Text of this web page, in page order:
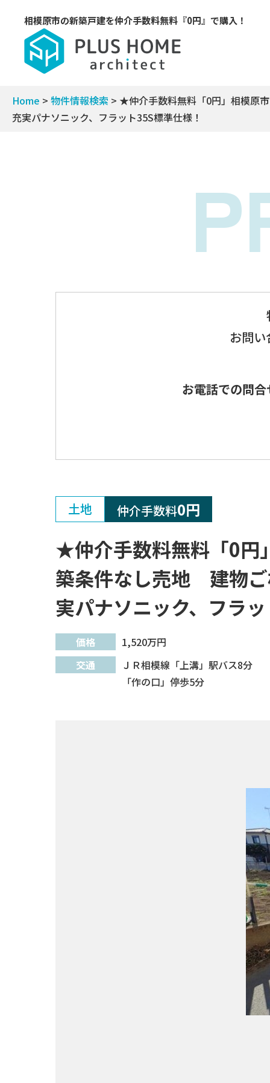
相模原市の新築戸建を仲介手数料無料『0円』で購入！
Home > 物件情報検索 > ★仲介手数料無料「0円」相模原
充実パナソニック、フラット35S標準仕様！
お問
お電話での問合
土地 仲介手数料0円
★仲介手数料無料「0
築条件なし売地 建物ご
実パナソニック、フラ
価格 1,520万円
交通
ＪＲ相模線「上溝」駅バス8分
「作の口」停歩5分